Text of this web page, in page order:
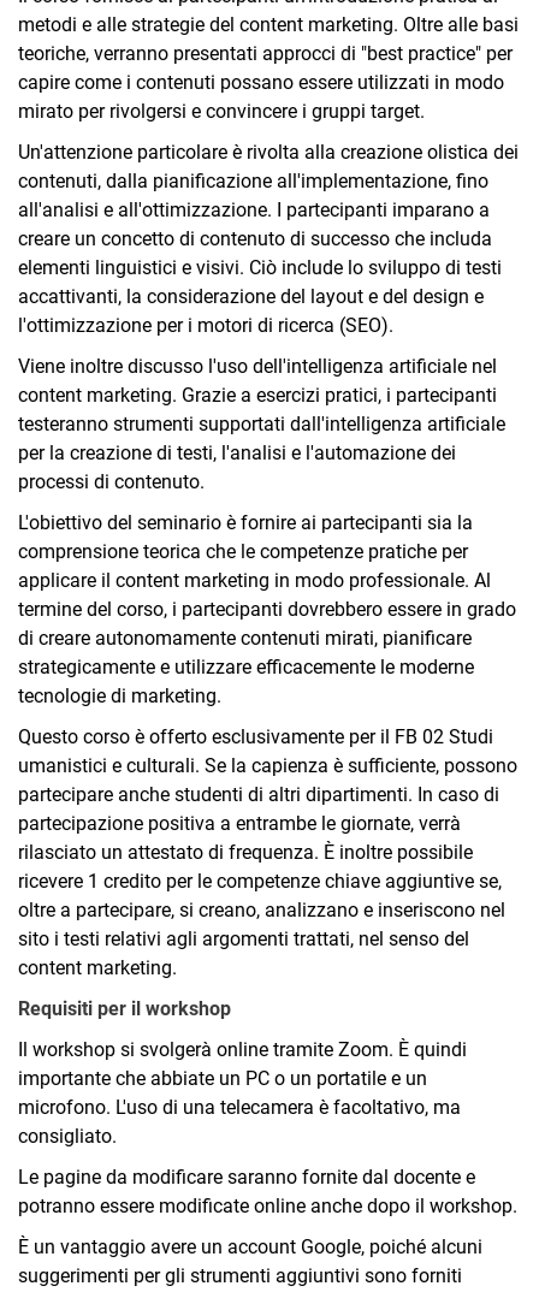
metodi e alle strategie del content marketing. Oltre alle basi
teoriche, verranno presentati approcci di "best practice" per
capire come i contenuti possano essere utilizzati in modo
mirato per rivolgersi e convincere i gruppi target.
Un'attenzione particolare è rivolta alla creazione olistica dei
contenuti, dalla pianificazione all'implementazione, fino
all'analisi e all'ottimizzazione. I partecipanti imparano a
creare un concetto di contenuto di successo che includa
elementi linguistici e visivi. Ciò include lo sviluppo di testi
accattivanti, la considerazione del layout e del design e
l'ottimizzazione per i motori di ricerca (SEO).
Viene inoltre discusso l'uso dell'intelligenza artificiale nel
content marketing. Grazie a esercizi pratici, i partecipanti
testeranno strumenti supportati dall'intelligenza artificiale
per la creazione di testi, l'analisi e l'automazione dei
processi di contenuto.
L'obiettivo del seminario è fornire ai partecipanti sia la
comprensione teorica che le competenze pratiche per
applicare il content marketing in modo professionale. Al
termine del corso, i partecipanti dovrebbero essere in grado
di creare autonomamente contenuti mirati, pianificare
strategicamente e utilizzare efficacemente le moderne
tecnologie di marketing.
Questo corso è offerto esclusivamente per il FB 02 Studi
umanistici e culturali. Se la capienza è sufficiente, possono
partecipare anche studenti di altri dipartimenti. In caso di
partecipazione positiva a entrambe le giornate, verrà
rilasciato un attestato di frequenza. È inoltre possibile
ricevere 1 credito per le competenze chiave aggiuntive se,
oltre a partecipare, si creano, analizzano e inseriscono nel
sito i testi relativi agli argomenti trattati, nel senso del
content marketing.
Requisiti per il workshop
Il workshop si svolgerà online tramite Zoom. È quindi
importante che abbiate un PC o un portatile e un
microfono. L'uso di una telecamera è facoltativo, ma
consigliato.
Le pagine da modificare saranno fornite dal docente e
potranno essere modificate online anche dopo il workshop.
È un vantaggio avere un account Google, poiché alcuni
suggerimenti per gli strumenti aggiuntivi sono forniti